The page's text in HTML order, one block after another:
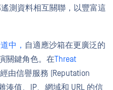
遙測資料相互關聯，以豐富這
中， 自適應沙箱在更廣泛的
關鍵角色。在Threat
由信譽服務 (Reputation
湊值、IP、網域和 URL 的信